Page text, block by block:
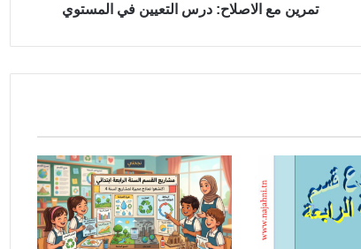
تمرين مع الاصلاح: درس التعيين في المستوي